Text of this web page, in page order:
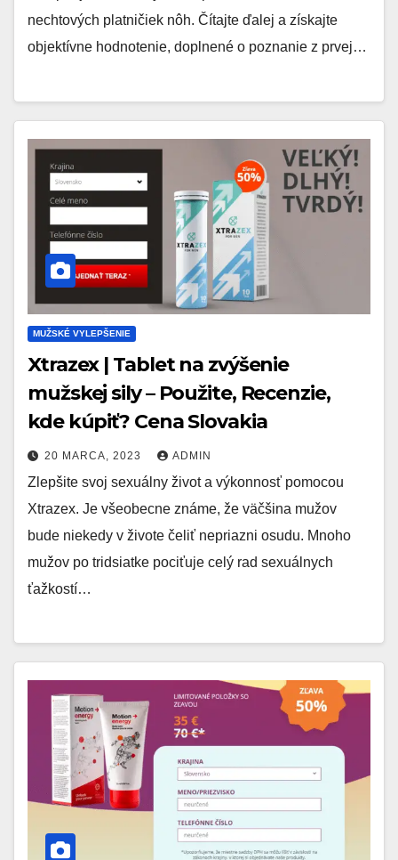
nechtových platničiek nôh. Čítajte ďalej a získajte
objektívne hodnotenie, doplnené o poznanie z prvej…
MUŽSKÉ VYLEPŠENIE
Xtrazex | Tablet na zvýšenie
mužskej sily – Použite, Recenzie,
kde kúpiť? Cena Slovakia
20 MARCA, 2023 ADMIN
Zlepšite svoj sexuálny život a výkonnosť pomocou
Xtrazex. Je všeobecne známe, že väčšina mužov
bude niekedy v živote čeliť nepriazni osudu. Mnoho
mužov po tridsiatke pociťuje celý rad sexuálnych
ťažkostí…